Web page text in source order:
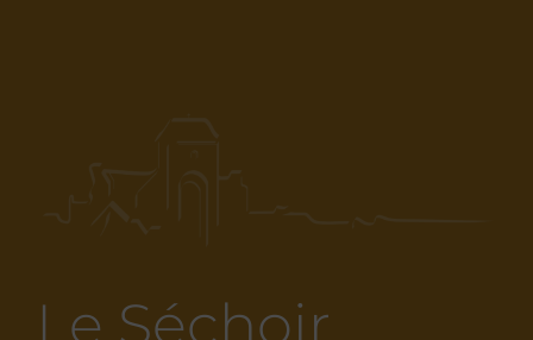
Le Séchoir